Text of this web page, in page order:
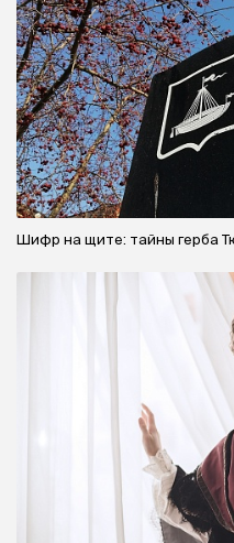
Шифр на щите: тайны герба